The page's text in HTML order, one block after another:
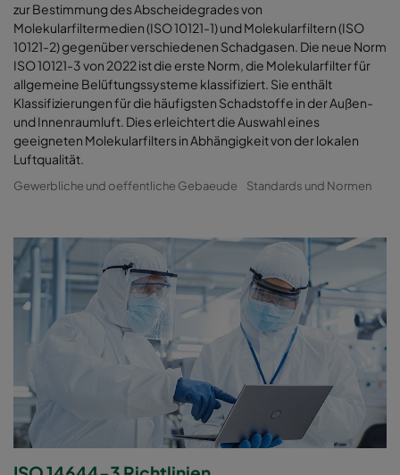
zur Bestimmung des Abscheidegrades von
Molekularfiltermedien (ISO 10121-1) und Molekularfiltern (ISO
10121-2) gegenüber verschiedenen Schadgasen. Die neue Norm
ISO 10121-3 von 2022 ist die erste Norm, die Molekularfilter für
allgemeine Belüftungssysteme klassifiziert. Sie enthält
Klassifizierungen für die häufigsten Schadstoffe in der Außen-
und Innenraumluft. Dies erleichtert die Auswahl eines
geeigneten Molekularfilters in Abhängigkeit von der lokalen
Luftqualität.
Gewerbliche und oeffentliche Gebaeude Standards und Normen